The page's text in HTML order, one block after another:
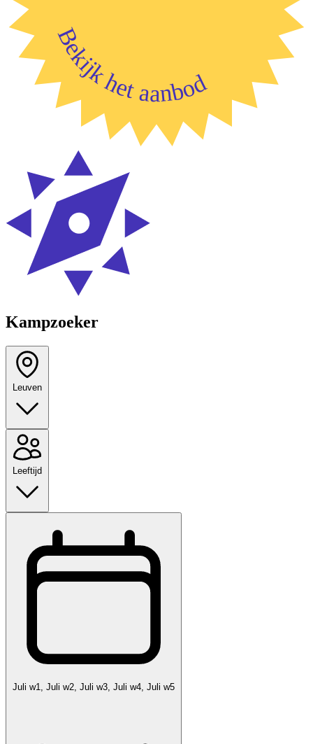
Bekijk het aanbod
Kampzoeker
Leuven
Leeftijd
Juli w1, Juli w2, Juli w3, Juli w4, Juli w5